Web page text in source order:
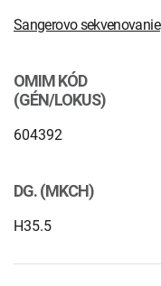
Sangerovo sekvenovanie
OMIM KÓD
(GÉN/LOKUS)
604392
DG. (MKCH)
H35.5